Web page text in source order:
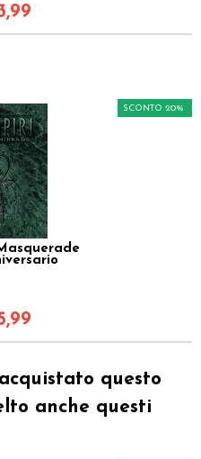
SCONTO 20%
questo
anche questi